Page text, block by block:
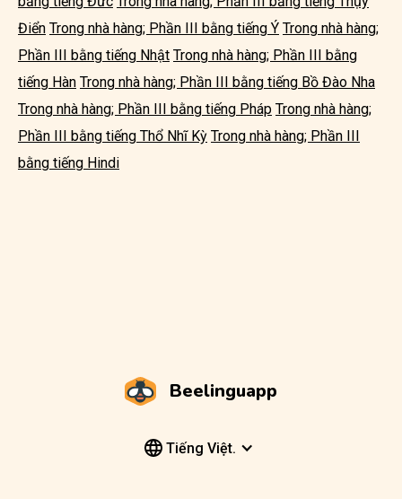
Điển Trong nhà hàng; Phần III bằng tiếng Ý Trong nhà hàng;
Phần III bằng tiếng Nhật Trong nhà hàng; Phần III bằng
tiếng Hàn Trong nhà hàng; Phần III bằng tiếng Bồ Đào Nha
Trong nhà hàng; Phần III bằng tiếng Pháp Trong nhà hàng;
Phần III bằng tiếng Thổ Nhĩ Kỳ Trong nhà hàng; Phần III
bằng tiếng Hindi
Beelinguapp
Tiếng Việt.